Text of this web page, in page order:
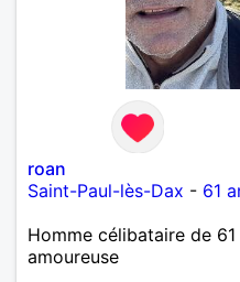
roan
Saint-Paul-lès-Dax - 61
Homme célibataire de
amoureuse